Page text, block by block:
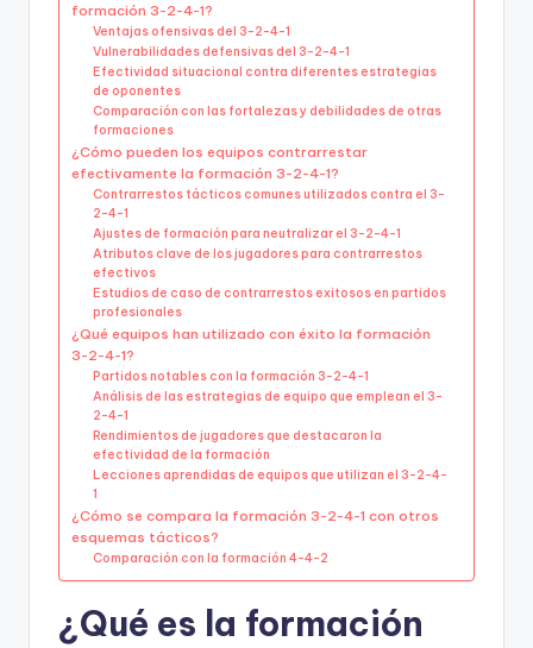
formación 3-2-4-1?
Ventajas ofensivas del 3-2-4-1
Vulnerabilidades defensivas del 3-2-4-1
Efectividad situacional contra diferentes estrategias
de oponentes
Comparación con las fortalezas y debilidades de otras
formaciones
¿Cómo pueden los equipos contrarrestar
efectivamente la formación 3-2-4-1?
Contrarrestos tácticos comunes utilizados contra el 3-
2-4-1
Ajustes de formación para neutralizar el 3-2-4-1
Atributos clave de los jugadores para contrarrestos
efectivos
Estudios de caso de contrarrestos exitosos en partidos
profesionales
¿Qué equipos han utilizado con éxito la formación
3-2-4-1?
Partidos notables con la formación 3-2-4-1
Análisis de las estrategias de equipo que emplean el 3-
2-4-1
Rendimientos de jugadores que destacaron la
efectividad de la formación
Lecciones aprendidas de equipos que utilizan el 3-2-4-
1
¿Cómo se compara la formación 3-2-4-1 con otros
esquemas tácticos?
Comparación con la formación 4-4-2
¿Qué es la formación